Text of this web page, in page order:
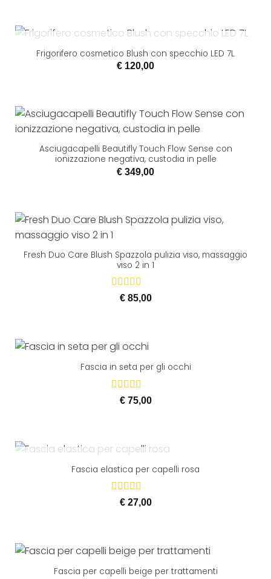
ESAURITO
Frigorifero cosmetico Blush con specchio LED 7L
€ 120,00
Asciugacapelli Beautifly Touch Flow Sense con
ionizzazione negativa, custodia in pelle
€ 349,00
Fresh Duo Care Blush Spazzola pulizia viso, massaggio
viso 2 in 1
Valutato
su 5
€85,00
Fascia in seta per gli occhi
Valutato
su 5
€75,00
ESAURITO
Fascia elastica per capelli rosa
Valutato
su 5
€27,00
Fascia per capelli beige per trattamenti